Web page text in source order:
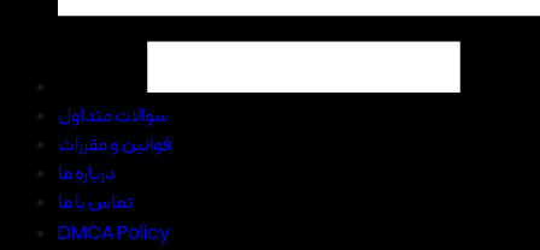
سوالات متداول
قوانین و مقررات
درباره ما
تماس با ما
DMCA Policy